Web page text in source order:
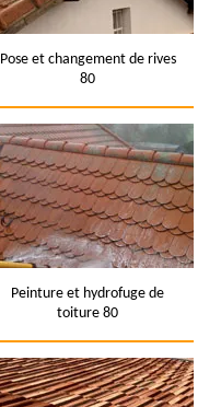
Pose et changement de rives
80
Peinture et hydrofuge de
toiture 80